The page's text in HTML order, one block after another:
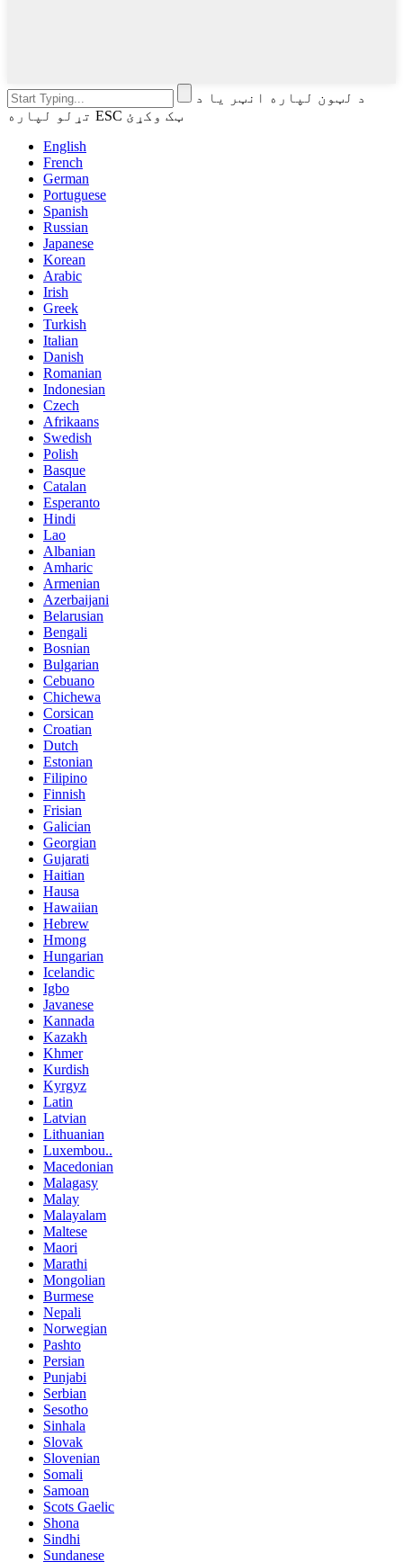
د لټون لپاره انټر یا د
تړلو لپاره ESC ټک وکړئ
English
French
German
Portuguese
Spanish
Russian
Japanese
Korean
Arabic
Irish
Greek
Turkish
Italian
Danish
Romanian
Indonesian
Czech
Afrikaans
Swedish
Polish
Basque
Catalan
Esperanto
Hindi
Lao
Albanian
Amharic
Armenian
Azerbaijani
Belarusian
Bengali
Bosnian
Bulgarian
Cebuano
Chichewa
Corsican
Croatian
Dutch
Estonian
Filipino
Finnish
Frisian
Galician
Georgian
Gujarati
Haitian
Hausa
Hawaiian
Hebrew
Hmong
Hungarian
Icelandic
Igbo
Javanese
Kannada
Kazakh
Khmer
Kurdish
Kyrgyz
Latin
Latvian
Lithuanian
Luxembou..
Macedonian
Malagasy
Malay
Malayalam
Maltese
Maori
Marathi
Mongolian
Burmese
Nepali
Norwegian
Pashto
Persian
Punjabi
Serbian
Sesotho
Sinhala
Slovak
Slovenian
Somali
Samoan
Scots Gaelic
Shona
Sindhi
Sundanese